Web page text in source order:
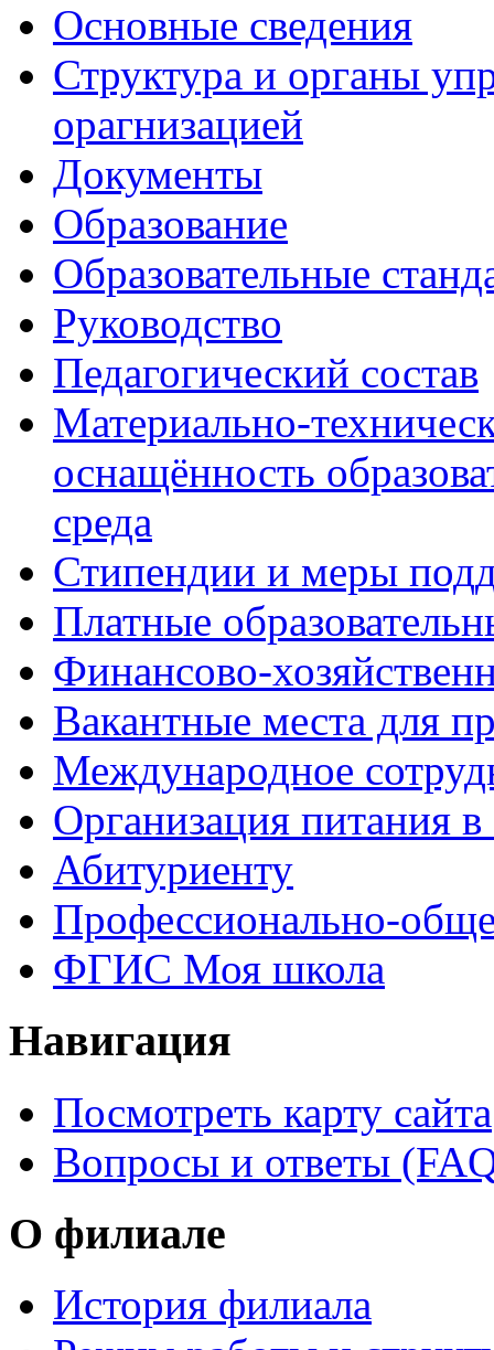
Основные сведения
Структура и органы
орагнизацией
Документы
Образование
Образовательные
Руководство
Педагогический состав
Материально-
оснащённость
среда
Стипендии и меры
Платные
Финансово-
Вакантные места для
Международное
Организация питания в
Абитуриенту
Профессионально-
ФГИС Моя школа
Навигация
Посмотреть карту сайта
Вопросы и ответы
О филиале
История филиала